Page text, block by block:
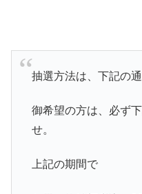
抽選方法は、下記の
御希望の方は、必ず
せ。
上記の期間で